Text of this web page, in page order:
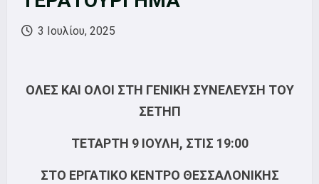
3 Ιουλίου, 2025
ΟΛΕΣ ΚΑΙ ΟΛΟΙ ΣΤΗ ΓΕΝΙΚΗ ΣΥΝΕΛΕΥΣΗ ΤΟΥ
ΣΕΤΗΠ
ΤΕΤΑΡΤΗ 9 ΙΟΥΛΗ, ΣΤΙΣ 19:00
ΣΤΟ ΕΡΓΑΤΙΚΟ ΚΕΝΤΡΟ ΘΕΣΣΑΛΟΝΙΚΗΣ